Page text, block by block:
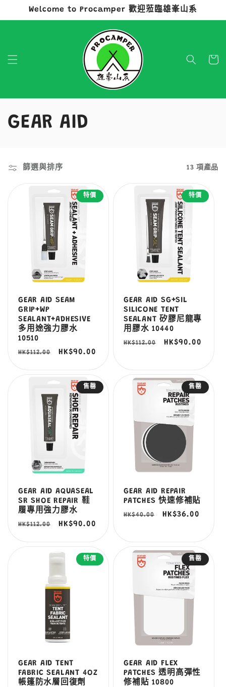
跳至內容
Welcome to Procamper 歡迎蒞臨雄峯山系
物
商
系
GEAR AID
篩選與排序 13 項產品
特價
GEAR AID SEAM
GRIP+WP
SEALANT+ADHESIVE
多用途強力膠水
10510
定
HK$112.00
售
HK$90.00
特價
GEAR AID SG+SIL
SILICONE TENT
SEALANT 矽膠尼龍專
用膠水 10440
定
HK$112.00
售
HK$90.00
售罄
GEAR AID AQUASEAL
SR SHOE REPAIR 鞋
履專用強力膠水
定
HK$112.00
售
HK$90.00
售罄
GEAR AID REPAIR
PATCHES 快速修補貼
定
HK$40.00
售
HK$36.00
特價
GEAR AID TENT
FABRIC SEALANT 4OZ
帳篷防水層回復劑
售罄
GEAR AID FLEX
PATCHES 透明高彈性
修補貼 10800